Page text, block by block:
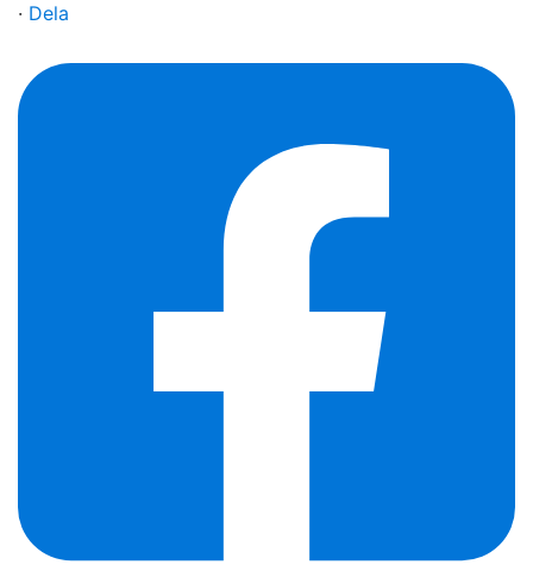
· Dela